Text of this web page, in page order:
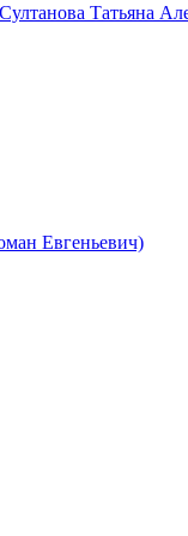
Татьяна
Евгеньевич)